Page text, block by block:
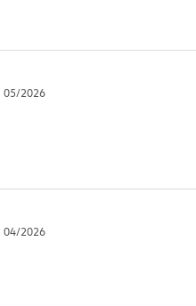
05/2026
04/2026